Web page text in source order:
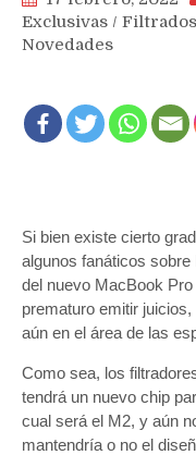
Exclusivas / Filtrados
Novedades
Si bien existe cierto
algunos fanáticos
del nuevo MacBook
prematuro emitir
aún en el área de las
Como sea, los
tendrá un nuevo chip
cual será el M2, y aún
mantendría o no el